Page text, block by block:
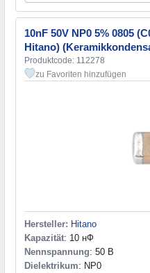
10nF 50V NP0 5% 0805
Hitano)
Produktcode: 112278
zu Favoriten hinzufügen
Hersteller: Hitano
Kapazität: 10 нФ
Nennspannung: 50 В
Dielektrikum: NP0